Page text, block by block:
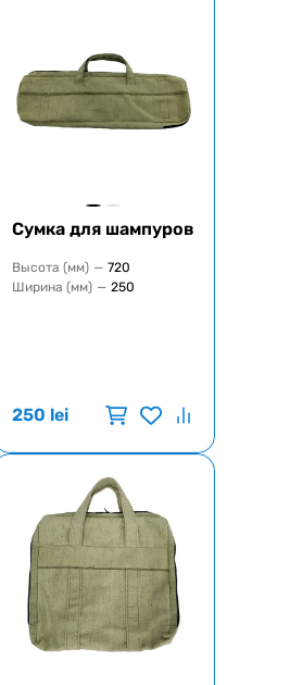
Сумка для шампуров
Высота (мм) — 720
Ширина (мм) — 250
250 lei